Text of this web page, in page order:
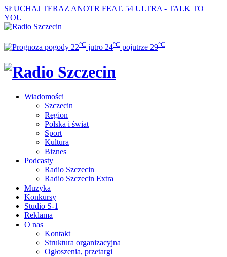
SŁUCHAJ TERAZ ANOTR FEAT. 54 ULTRA - TALK TO
YOU
22°C jutro 24°C pojutrze 29°C
Wiadomości
Szczecin
Region
Polska i świat
Sport
Kultura
Biznes
Podcasty
Radio Szczecin
Radio Szczecin Extra
Muzyka
Konkursy
Studio S-1
Reklama
O nas
Kontakt
Struktura organizacyjna
Ogłoszenia, przetargi